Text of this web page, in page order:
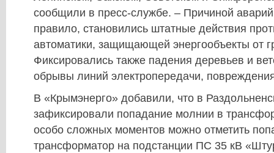
сообщили в пресс-службе. – Причиной
правило, становились штатные действия
автоматики, защищающей энергообъекты от
Фиксировались также падения деревьев и
обрывы линий электропередачи,
В «Крымэнерго» добавили, что в
зафиксировали попадание молнии в
особо сложных моментов можно отметить
трансформатор на подстанции ПС 35 кВ